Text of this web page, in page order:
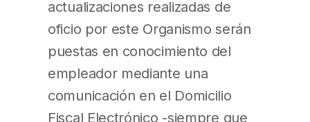
actualizaciones realizadas de
oficio por este Organismo serán
puestas en conocimiento del
empleador mediante una
comunicación en el Domicilio
Fiscal Electrónico -siempre que